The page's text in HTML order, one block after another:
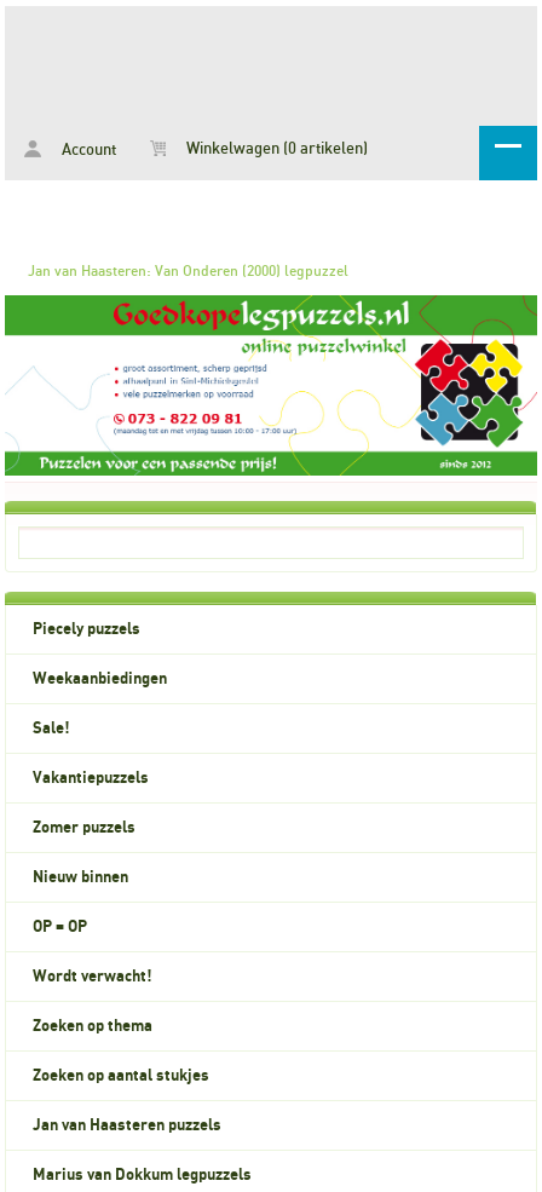
Account Winkelwagen (0 artikelen)
Jan van Haasteren: Van Onderen (2000) legpuzzel
Piecely puzzels
Weekaanbiedingen
Sale!
Vakantiepuzzels
Zomer puzzels
Nieuw binnen
OP = OP
Wordt verwacht!
Zoeken op thema
Zoeken op aantal stukjes
Jan van Haasteren puzzels
Marius van Dokkum legpuzzels